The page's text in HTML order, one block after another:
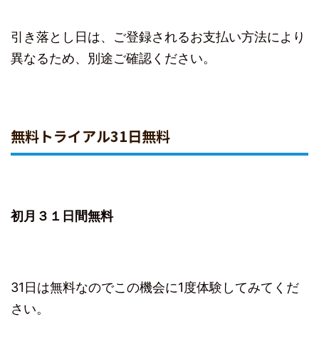
引き落とし日は、ご登録されるお支払い方法により
異なるため、別途ご確認ください。
無料トライアル31日無料
初月３１日間無料
31日は無料なのでこの機会に1度体験してみてくだ
さい。